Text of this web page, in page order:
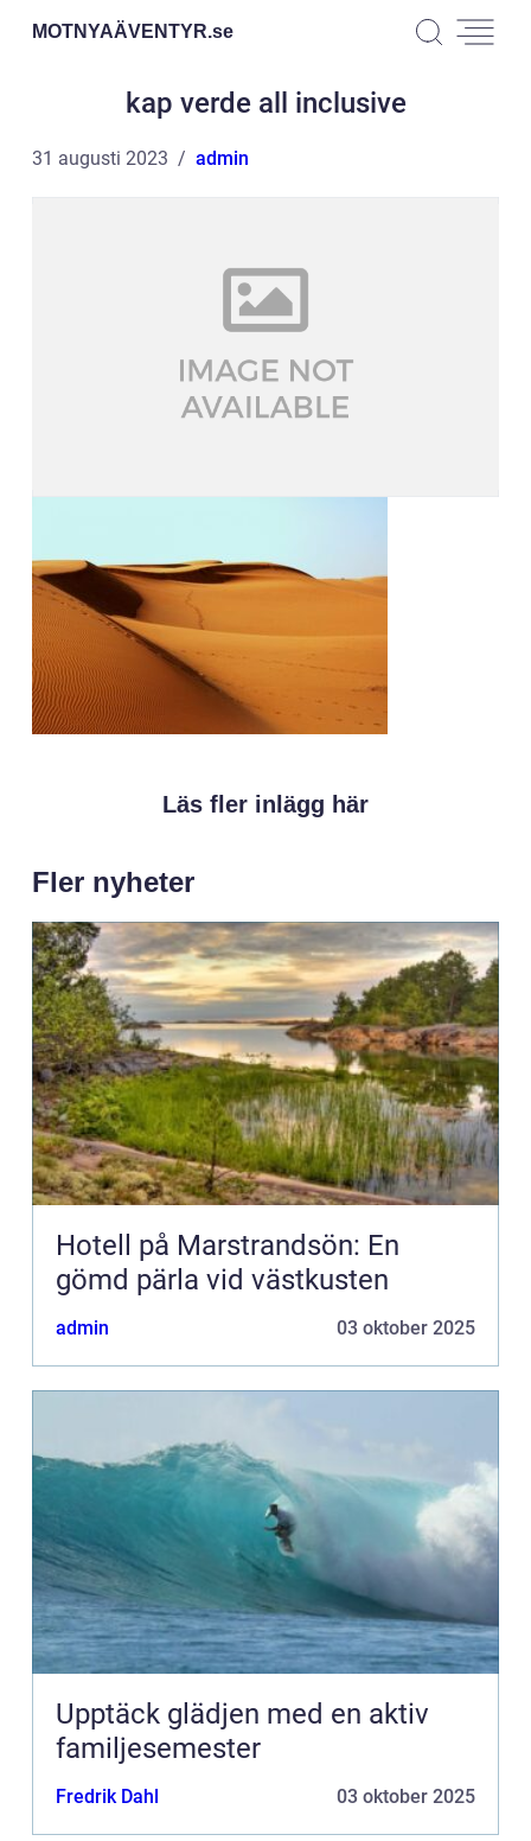
MOTNYAÄVENTYR.se
kap verde all inclusive
31 augusti 2023 admin
Läs fler inlägg här
Fler nyheter
Hotell på Marstrandsön: En
gömd pärla vid västkusten
admin 03 oktober 2025
Upptäck glädjen med en aktiv
familjesemester
Fredrik Dahl 03 oktober 2025